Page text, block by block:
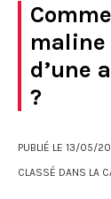
maline
d’une
?
PUBLIÉ LE 13/05/
CLASSÉ DANS LA